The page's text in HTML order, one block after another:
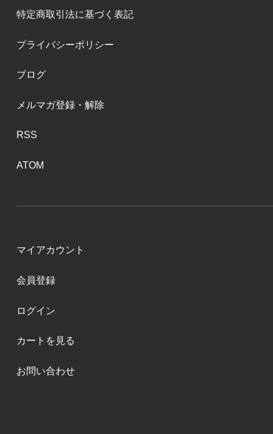
特定商取引法に基づく表記
プライバシーポリシー
ブログ
メルマガ登録・解除
RSS
ATOM
マイアカウント
会員登録
ログイン
カートを見る
お問い合わせ